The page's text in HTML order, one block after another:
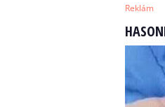
Reklám